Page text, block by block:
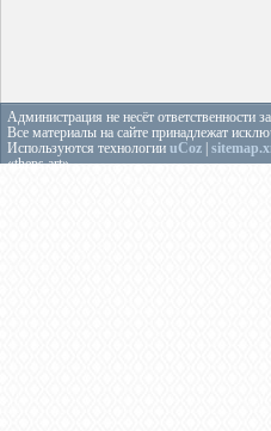
Администрация не несёт ответственности
Все материалы на сайте принадлежат
Используются технологии uCoz
«theps.art»